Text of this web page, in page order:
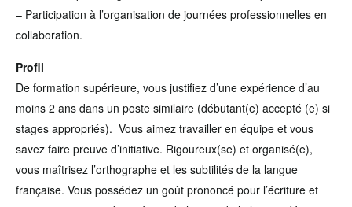
– Participation à l’organisation de journées professionnelles en
collaboration.
Profil
De formation supérieure, vous justifiez d’une expérience d’au
moins 2 ans dans un poste similaire (débutant(e) accepté (e) si
stages appropriés). Vous aimez travailler en équipe et vous
savez faire preuve d’initiative. Rigoureux(se) et organisé(e),
vous maîtrisez l’orthographe et les subtilités de la langue
française. Vous possédez un goût prononcé pour l’écriture et